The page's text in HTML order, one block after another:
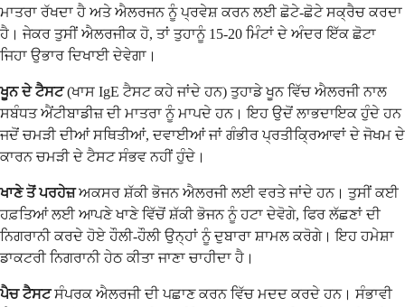
ਮਾਤਰਾ ਰੱਖਦਾ ਹੈ ਅਤੇ ਐਲਰਜਨ ਨੂੰ ਪ੍ਰਵੇਸ਼ ਕਰਨ ਲਈ ਛੋਟੇ-ਛੋਟੇ ਸਕ੍ਰੈਚ ਕਰਦਾ
ਹੈ। ਜੇਕਰ ਤੁਸੀਂ ਐਲਰਜੀਕ ਹੋ, ਤਾਂ ਤੁਹਾਨੂੰ 15-20 ਮਿੰਟਾਂ ਦੇ ਅੰਦਰ ਇੱਕ ਛੋਟਾ
ਜਿਹਾ ਉਭਾਰ ਦਿਖਾਈ ਦੇਵੇਗਾ।
ਖੂਨ ਦੇ ਟੈਸਟ(ਖਾਸ IgE ਟੈਸਟ ਕਹੇ ਜਾਂਦੇ ਹਨ) ਤੁਹਾਡੇ ਖੂਨ ਵਿੱਚ ਐਲਰਜੀ ਨਾਲ
ਸਬੰਧਤ ਐਂਟੀਬਾਡੀਜ਼ ਦੀ ਮਾਤਰਾ ਨੂੰ ਮਾਪਦੇ ਹਨ। ਇਹ ਉਦੋਂ ਲਾਭਦਾਇਕ ਹੁੰਦੇ ਹਨ
ਜਦੋਂ ਚਮੜੀ ਦੀਆਂ ਸਥਿਤੀਆਂ, ਦਵਾਈਆਂ ਜਾਂ ਗੰਭੀਰ ਪ੍ਰਤੀਕ੍ਰਿਆਵਾਂ ਦੇ ਜੋਖਮ ਦੇ
ਕਾਰਨ ਚਮੜੀ ਦੇ ਟੈਸਟ ਸੰਭਵ ਨਹੀਂ ਹੁੰਦੇ।
ਖਾਣੇ ਤੋਂ ਪਰਹੇਜ਼ਅਕਸਰ ਸ਼ੱਕੀ ਭੋਜਨ ਐਲਰਜੀ ਲਈ ਵਰਤੇ ਜਾਂਦੇ ਹਨ। ਤੁਸੀਂ ਕਈ
ਹਫ਼ਤਿਆਂ ਲਈ ਆਪਣੇ ਖਾਣੇ ਵਿੱਚੋਂ ਸ਼ੱਕੀ ਭੋਜਨ ਨੂੰ ਹਟਾ ਦੇਵੋਗੇ, ਫਿਰ ਲੱਛਣਾਂ ਦੀ
ਨਿਗਰਾਨੀ ਕਰਦੇ ਹੋਏ ਹੌਲੀ-ਹੌਲੀ ਉਨ੍ਹਾਂ ਨੂੰ ਦੁਬਾਰਾ ਸ਼ਾਮਲ ਕਰੋਗੇ। ਇਹ ਹਮੇਸ਼ਾ
ਡਾਕਟਰੀ ਨਿਗਰਾਨੀ ਹੇਠ ਕੀਤਾ ਜਾਣਾ ਚਾਹੀਦਾ ਹੈ।
ਪੈਚ ਟੈਸਟਸੰਪਰਕ ਐਲਰਜੀ ਦੀ ਪਛਾਣ ਕਰਨ ਵਿੱਚ ਮਦਦ ਕਰਦੇ ਹਨ। ਸੰਭਾਵੀ